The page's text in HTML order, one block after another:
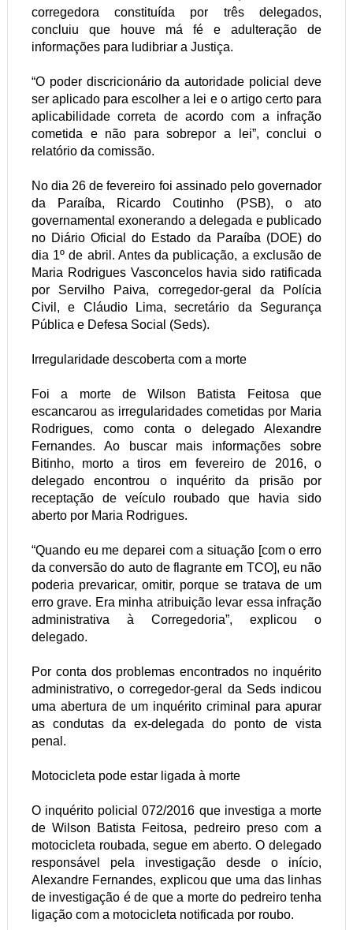
corregedora constituída por três delegados,
concluiu que houve má fé e adulteração de
informações para ludibriar a Justiça.
“O poder discricionário da autoridade policial deve
ser aplicado para escolher a lei e o artigo certo para
aplicabilidade correta de acordo com a infração
cometida e não para sobrepor a lei”, conclui o
relatório da comissão.
No dia 26 de fevereiro foi assinado pelo governador
da Paraíba, Ricardo Coutinho (PSB), o ato
governamental exonerando a delegada e publicado
no Diário Oficial do Estado da Paraíba (DOE) do
dia 1º de abril. Antes da publicação, a exclusão de
Maria Rodrigues Vasconcelos havia sido ratificada
por Servilho Paiva, corregedor-geral da Polícia
Civil, e Cláudio Lima, secretário da Segurança
Pública e Defesa Social (Seds).
Irregularidade descoberta com a morte
Foi a morte de Wilson Batista Feitosa que
escancarou as irregularidades cometidas por Maria
Rodrigues, como conta o delegado Alexandre
Fernandes. Ao buscar mais informações sobre
Bitinho, morto a tiros em fevereiro de 2016, o
delegado encontrou o inquérito da prisão por
receptação de veículo roubado que havia sido
aberto por Maria Rodrigues.
“Quando eu me deparei com a situação [com o erro
da conversão do auto de flagrante em TCO], eu não
poderia prevaricar, omitir, porque se tratava de um
erro grave. Era minha atribuição levar essa infração
administrativa à Corregedoria”, explicou o
delegado.
Por conta dos problemas encontrados no inquérito
administrativo, o corregedor-geral da Seds indicou
uma abertura de um inquérito criminal para apurar
as condutas da ex-delegada do ponto de vista
penal.
Motocicleta pode estar ligada à morte
O inquérito policial 072/2016 que investiga a morte
de Wilson Batista Feitosa, pedreiro preso com a
motocicleta roubada, segue em aberto. O delegado
responsável pela investigação desde o início,
Alexandre Fernandes, explicou que uma das linhas
de investigação é de que a morte do pedreiro tenha
ligação com a motocicleta notificada por roubo.